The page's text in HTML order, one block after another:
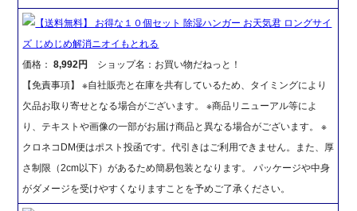
【送料無料】 お得な１０個セット 除湿ハンガー お天気君 ロングサイ
ズ じめじめ解消ニオイもとれる
価格：8,992円
ショップ名：お買い物だねっと！
【免責事項】 ※自社販売と在庫を共有しているため、タイミングにより
欠品お取り寄せとなる場合がございます。 ※商品リニューアル等によ
り、テキストや画像の一部がお届け商品と異なる場合がございます。 ※
クロネコDM便はポスト投函です。代引きはご利用できません。また、厚
さ制限（2cm以下）があるため簡易包装となります。 パッケージや中身
がダメージを受けやすくなりますことを予めご了承ください。